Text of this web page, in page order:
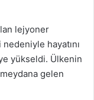
lejyoner
hayatını
yükseldi. Ülkenin
gelen